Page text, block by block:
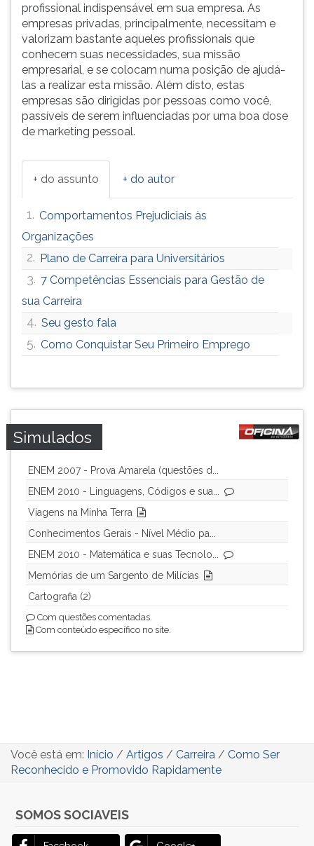
profissional indispensável em sua empresa. As
empresas privadas, principalmente, necessitam e
valorizam bastante aqueles profissionais que
conhecem suas necessidades, sua missão
empresarial, e se colocam numa posição de ajudá-
las a realizar esta missão. Além disto, estas
empresas são dirigidas por pessoas como você,
passíveis de serem influenciadas por uma boa dose
de marketing pessoal.
+ do assunto + do autor
1. Comportamentos Prejudiciais às
Organizações
2. Plano de Carreira para Universitários
3. 7 Competências Essenciais para Gestão de
sua Carreira
4. Seu gesto fala
5. Como Conquistar Seu Primeiro Emprego
Simulados
ENEM 2007 - Prova Amarela (questões d...
ENEM 2010 - Linguagens, Códigos e sua...
Viagens na Minha Terra
Conhecimentos Gerais - Nível Médio pa...
ENEM 2010 - Matemática e suas Tecnolo...
Memórias de um Sargento de Milícias
Cartografia (2)
Com questões comentadas.
Com conteúdo específico no site.
Você está em: Início / Artigos / Carreira / Como Ser
Reconhecido e Promovido Rapidamente
SOMOS SOCIAVEIS